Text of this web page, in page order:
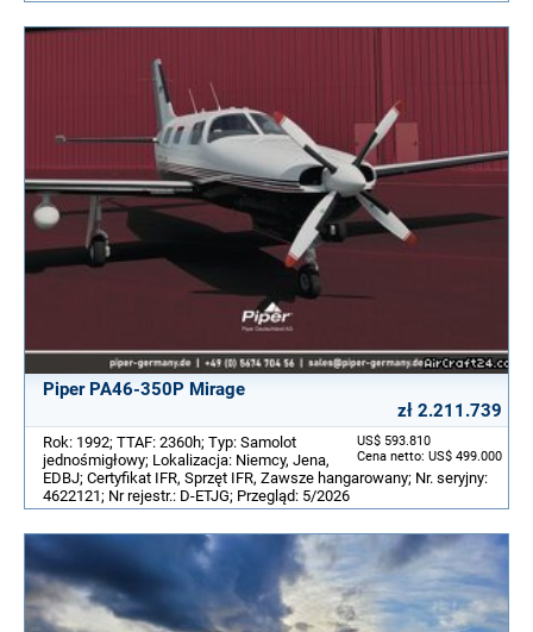
Piper PA46-350P Mirage
zł 2.211.739
US$ 593.810
Cena netto: US$ 499.000
Rok: 1992; TTAF: 2360h; Typ: Samolot
jednośmigłowy; Lokalizacja: Niemcy, Jena,
EDBJ; Certyfikat IFR, Sprzęt IFR, Zawsze hangarowany; Nr. seryjny:
4622121; Nr rejestr.: D-ETJG; Przegląd: 5/2026